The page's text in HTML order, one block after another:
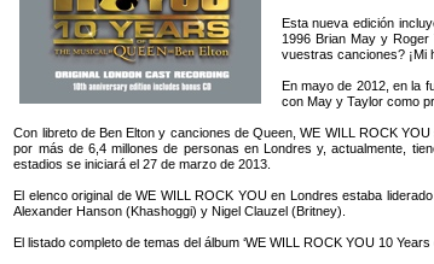
Esta nueva edición
1996 Brian May y
vuestras canciones? ¡Mi
En mayo de 2012, en la
con May y Taylor como
Con libreto de Ben Elton y canciones de Queen, WE WILL ROCK
por más de 6,4 millones de personas en Londres y, actualmente,
estadios se iniciará el 27 de marzo de 2013.
El elenco original de WE WILL ROCK YOU en Londres estaba
Alexander Hanson (Khashoggi) y Nigel Clauzel (Britney).
El listado completo de temas del álbum ‘WE WILL ROCK YOU 10